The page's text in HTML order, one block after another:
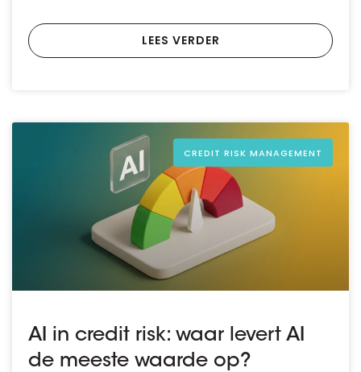
LEES VERDER
CREDIT RISK MANAGEMENT
AI in credit risk: waar levert AI
de meeste waarde op?